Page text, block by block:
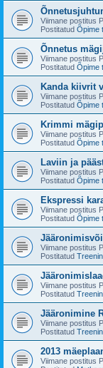
Viimane postitus
Postitatud Õpime
Õnnetus
Viimane postitus
Postitatud Õpime
Kanda kiivrit
Viimane postitus
Postitatud Õpime
Krimmi
Viimane postitus
Postitatud Õpime
Laviin ja
Viimane postitus
Postitatud Õpime
Ekspressi
Viimane postitus
Postitatud Õpime
Viimane postitus
Postitatud
Viimane postitus
Postitatud
Jääronimine
Viimane postitus
Postitatud
2013
Viimane postitus